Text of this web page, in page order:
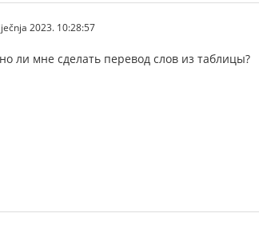
2023. 10:28:57
ли мне сделать перевод слов из таблицы?